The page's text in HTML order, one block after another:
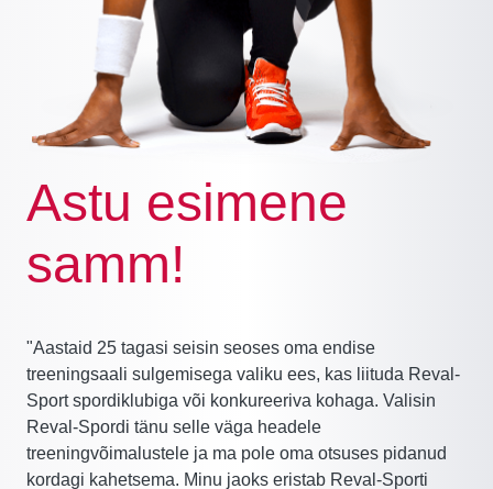
Astu esimene
samm!
"Aastaid 25 tagasi seisin seoses oma endise
treeningsaali sulgemisega valiku ees, kas liituda Reval-
Sport spordiklubiga või konkureeriva kohaga. Valisin
Reval-Spordi tänu selle väga headele
treeningvõimalustele ja ma pole oma otsuses pidanud
kordagi kahetsema. Minu jaoks eristab Reval-Sporti